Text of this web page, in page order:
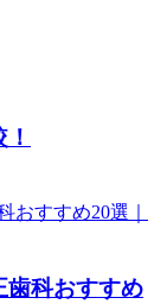
歯科おすすめ